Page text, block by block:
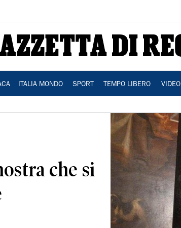
ITALIA MONDO SPORT TEMPO LIBERO VIDEO
che si